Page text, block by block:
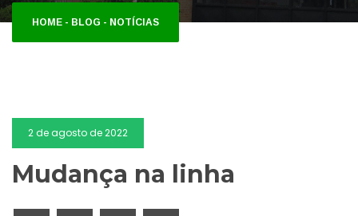
HOME - BLOG - NOTÍCIAS
2 de agosto de 2022
Mudança na linha